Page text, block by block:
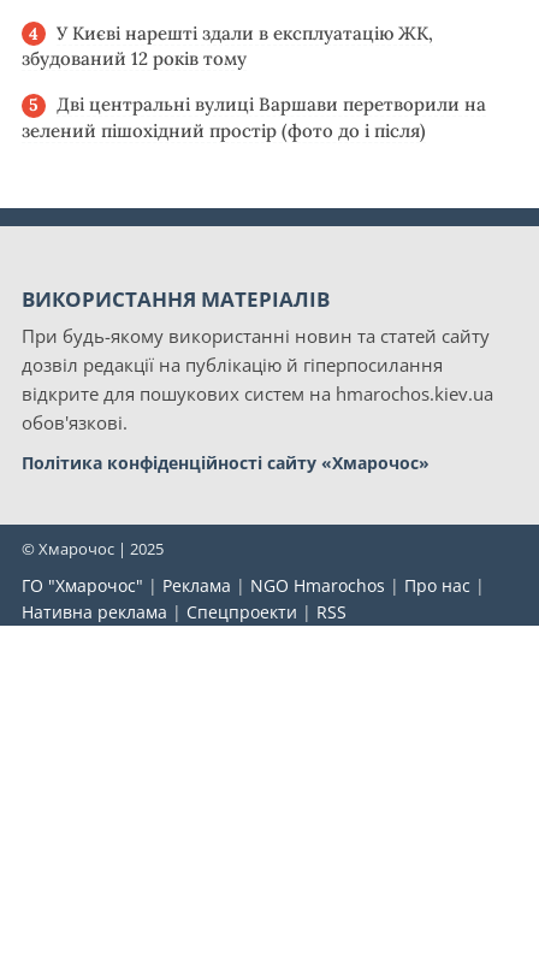
У Києві нарешті здали в експлуатацію ЖК,
збудований 12 років тому
Дві центральні вулиці Варшави перетворили на
зелений пішохідний простір (фото до і після)
ВИКОРИСТАННЯ МАТЕРІАЛІВ
При будь-якому використанні новин та статей сайту
дозвіл редакції на публікацію й гіперпосилання
відкрите для пошукових систем на hmarochos.kiev.ua
обов'язкові.
Політика конфіденційності сайту «Хмарочос»
© Хмарочос | 2025
ГО "Хмарочос" | Реклама | NGO Hmarochos | Про нас |
Нативна реклама | Спецпроекти | RSS